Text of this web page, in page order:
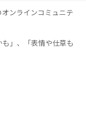
ンラインコミュニテ
」、「表情や仕草も